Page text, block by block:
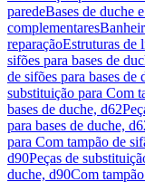
paredeBases de duche
complementares
reparaçãoEstruturas de
sifões para bases de
de sifões para bases de
substituição para Com
bases de duche, d62
para bases de duche,
para Com tampão de
d90Peças de
duche, d90Com